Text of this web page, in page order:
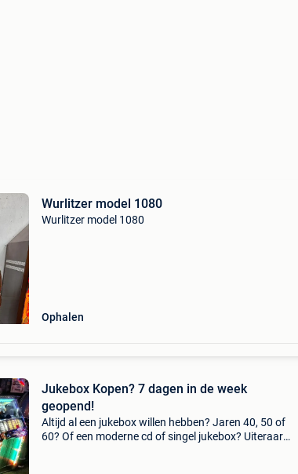
Wurlitzer model 1080
Wurlitzer model 1080
Ophalen
Jukebox Kopen? 7 dagen in de week
geopend!
Altijd al een jukebox willen hebben? Jaren 40, 50 of
60? Of een moderne cd of singel jukebox? Uiteraard